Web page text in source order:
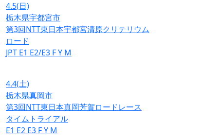
4.5(日)
栃木県宇都宮市
第3回NTT東日本宇都宮清原クリテリウム
ロード
JPT E1 E2/E3 FY M
4.4(土)
栃木県真岡市
第3回NTT東日本真岡芳賀ロードレース
タイムトライアル
E1 E2 E3 FY M